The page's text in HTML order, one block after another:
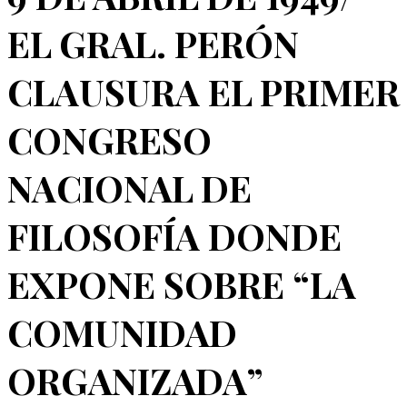
EL GRAL. PERÓN
CLAUSURA EL PRIMER
CONGRESO
NACIONAL DE
FILOSOFÍA DONDE
EXPONE SOBRE “LA
COMUNIDAD
ORGANIZADA”